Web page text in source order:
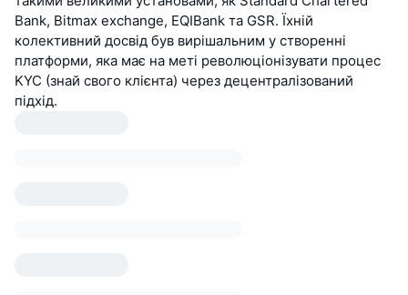
Bank, Bitmax exchange, EQIBank та GSR. Їхній
колективний досвід був вирішальним у створенні
платформи, яка має на меті революціонізувати процес
KYC (знай свого клієнта) через децентралізований
підхід.